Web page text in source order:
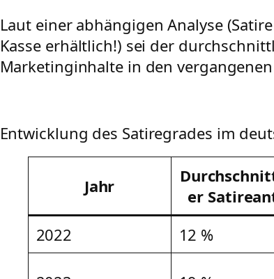
Laut einer abhängigen Analyse
Kasse erhältlich!) sei der
Marketinginhalte in den
Entwicklung des Satiregrades im
Jahr
er
2022
12 %